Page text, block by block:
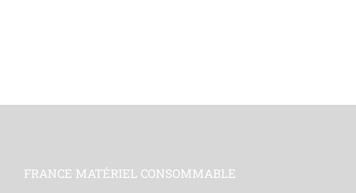
FRANCE MATÉRIEL CONSOMMABLE